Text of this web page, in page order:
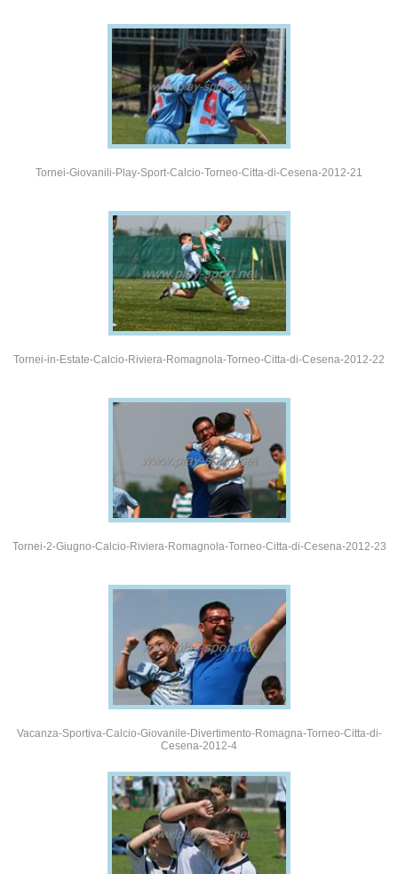
Tornei-Giovanili-Play-Sport-Calcio-Torneo-Citta-di-Cesena-2012-21
Tornei-in-Estate-Calcio-Riviera-Romagnola-Torneo-Citta-di-Cesena-2012-22
Tornei-2-Giugno-Calcio-Riviera-Romagnola-Torneo-Citta-di-Cesena-2012-23
Vacanza-Sportiva-Calcio-Giovanile-Divertimento-Romagna-Torneo-Citta-di-
Cesena-2012-4